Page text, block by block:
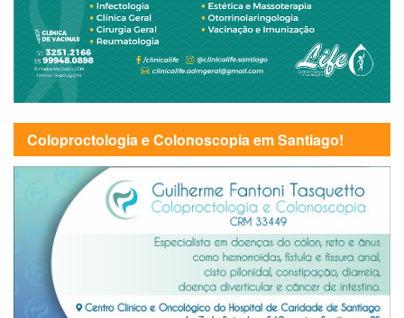
Coloproctologia e Colonoscopia em Santiago!